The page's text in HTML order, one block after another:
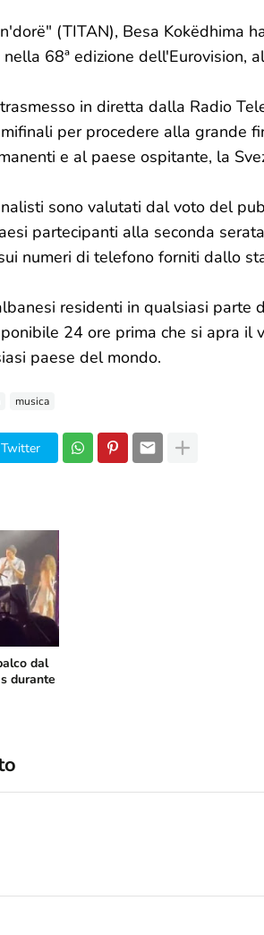
(TITAN), Besa Kokëdhima
68ª edizione dell'Eurovision,
in diretta dalla Radio
per procedere alla grande
e al paese ospitante, la
sono valutati dal voto del
partecipanti alla seconda
numeri di telefono forniti dallo
residenti in qualsiasi parte
24 ore prima che si apra il
paese del mondo.
musica
Twitter
dal
durante